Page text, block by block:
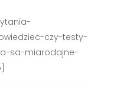
czy-testy-
sa-miarodajne-